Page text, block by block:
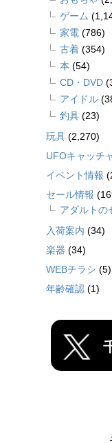
ゲーム
家電 (786)
古着 (354)
本 (54)
CD・DVD
アイドル
釣具 (23)
玩具 (2,270)
UFOキャッチ
イベント情報
セール情報
アダルトの
入荷案内 (34)
楽器 (34)
WEBチラシ (5)
年齢確認 (1)